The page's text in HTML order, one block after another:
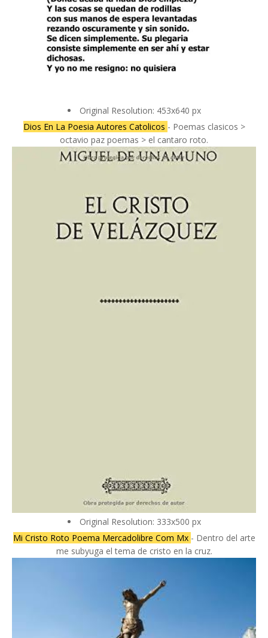
Original Resolution: 453x640 px
Dios En La Poesia Autores Catolicos - Poemas clasicos >
octavio paz poemas > el cantaro roto.
Original Resolution: 333x500 px
Mi Cristo Roto Poema Mercadolibre Com Mx - Dentro del arte
me subyuga el tema de cristo en la cruz.